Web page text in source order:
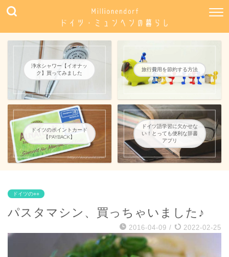
浄水シャワー【イオナッ
ク】買ってみました
旅行費用を節約する方法
ドイツのポイントカード
【PAYBACK】
ドイツ語学習に欠かせな
い！とっても便利な辞書
アプリ
ドイツの○○
パスタマシン、買っちゃいました♪
2016-04-09 / 2022-02-25